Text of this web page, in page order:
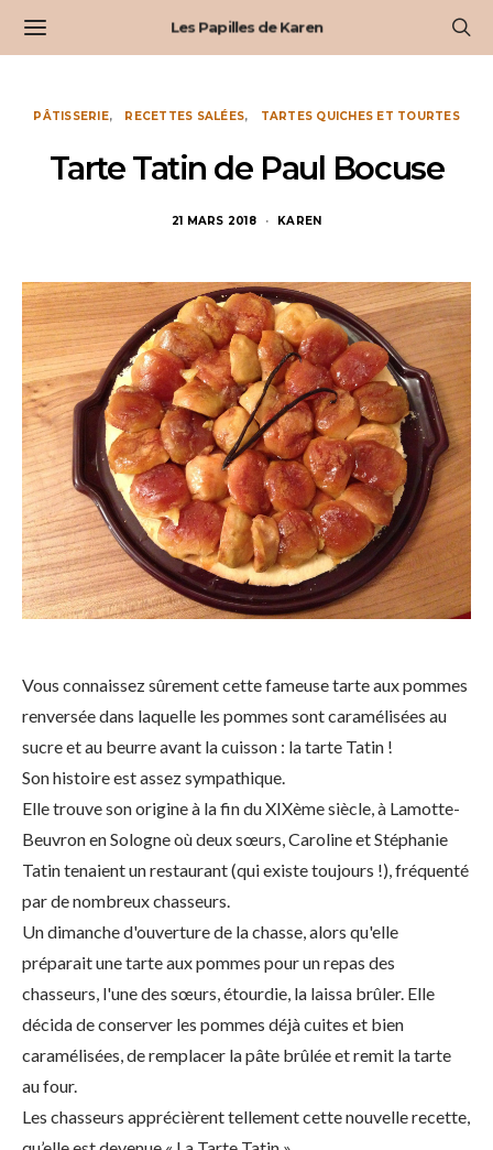
Les Papilles de Karen
PÂTISSERIE RECETTES SALÉES TARTES QUICHES ET TOURTES
Tarte Tatin de Paul Bocuse
21 MARS 2018 KAREN
Vous connaissez sûrement cette fameuse tarte aux pommes
renversée dans laquelle les pommes sont caramélisées au
sucre et au beurre avant la cuisson : la tarte Tatin !
Son histoire est assez sympathique.
Elle trouve son origine à la fin du XIXème siècle, à Lamotte-
Beuvron en Sologne où deux sœurs, Caroline et Stéphanie
Tatin tenaient un restaurant (qui existe toujours !), fréquenté
par de nombreux chasseurs.
Un dimanche d'ouverture de la chasse, alors qu'elle
préparait une tarte aux pommes pour un repas des
chasseurs, l'une des sœurs, étourdie, la laissa brûler. Elle
décida de conserver les pommes déjà cuites et bien
caramélisées, de remplacer la pâte brûlée et remit la tarte
au four.
Les chasseurs apprécièrent tellement cette nouvelle recette,